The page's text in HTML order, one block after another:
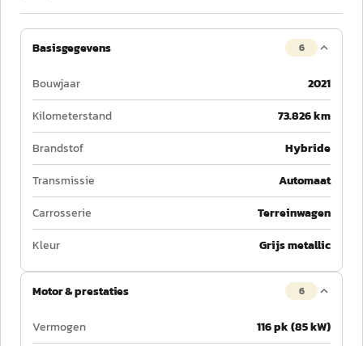
Basisgegevens 6
Bouwjaar
2021
Kilometerstand
73.826 km
Brandstof
Hybride
Transmissie
Automaat
Carrosserie
Terreinwagen
Kleur
Grijs metallic
Motor & prestaties 6
Vermogen
116 pk (85 kW)